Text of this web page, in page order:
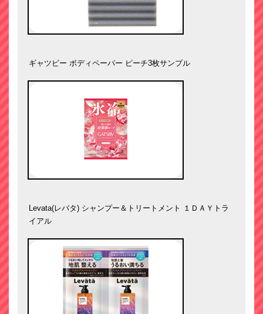
ギャツビー ボディペーパー ピーチ3枚サンプル
Levata(レバタ) シャンプー＆トリートメント １ＤＡＹトラ
イアル